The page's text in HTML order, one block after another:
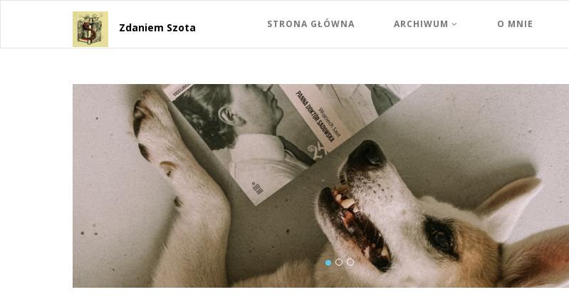
Zdaniem Szota STRONA GŁÓWNA ARCHIWUM O MNIE